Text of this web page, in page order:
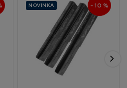
NOVINKA - 10 %